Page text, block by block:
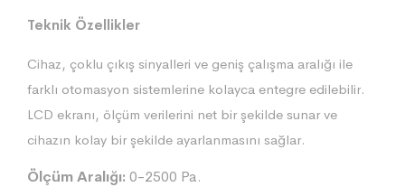
Teknik Özellikler
Cihaz, çoklu çıkış sinyalleri ve geniş çalışma aralığı ile
farklı otomasyon sistemlerine kolayca entegre edilebilir.
LCD ekranı, ölçüm verilerini net bir şekilde sunar ve
cihazın kolay bir şekilde ayarlanmasını sağlar.
Ölçüm Aralığı: 0-2500 Pa.